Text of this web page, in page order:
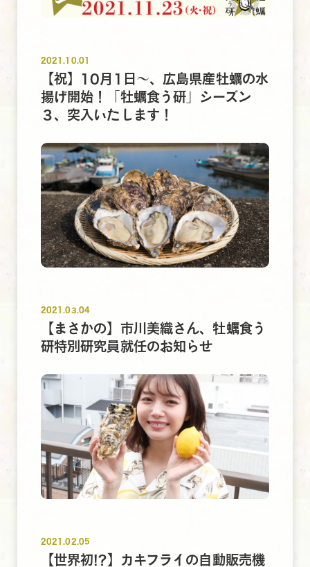
2021.10.01
【祝】10月1日～、広島県産牡蠣の水
揚げ開始！「牡蠣食う研」シーズン
３、突入いたします！
2021.03.04
【まさかの】市川美織さん、牡蠣食う
研特別研究員就任のお知らせ
2021.02.05
【世界初!?】カキフライの自動販売機